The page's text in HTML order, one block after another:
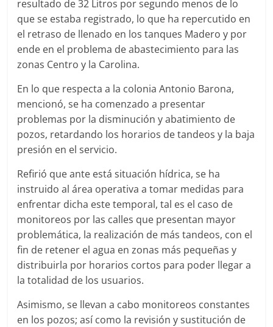
resultado de 32 Litros por segundo menos de lo
que se estaba registrado, lo que ha repercutido en
el retraso de llenado en los tanques Madero y por
ende en el problema de abastecimiento para las
zonas Centro y la Carolina.
En lo que respecta a la colonia Antonio Barona,
mencionó, se ha comenzado a presentar
problemas por la disminución y abatimiento de
pozos, retardando los horarios de tandeos y la baja
presión en el servicio.
Refirió que ante está situación hídrica, se ha
instruido al área operativa a tomar medidas para
enfrentar dicha este temporal, tal es el caso de
monitoreos por las calles que presentan mayor
problemática, la realización de más tandeos, con el
fin de retener el agua en zonas más pequeñas y
distribuirla por horarios cortos para poder llegar a
la totalidad de los usuarios.
Asimismo, se llevan a cabo monitoreos constantes
en los pozos; así como la revisión y sustitución de